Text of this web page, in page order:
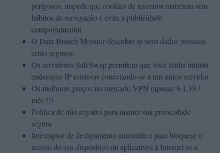
perigosos, impede que cookies de terceiros rastreiem seus
hábitos de navegação e evita a publicidade
comportamental.
O Data Breach Monitor descobre se seus dados pessoais
estão seguros.
Os servidores SafeSwap permitem que você tenha muitos
endereços IP rotativos conectando-se a um único servidor
Os melhores preços no mercado VPN (apenas $ 1,39 /
mês !!)
Política de não registro para manter sua privacidade
segura
Interruptor de desligamento automático para bloquear o
acesso do seu dispositivo ou aplicativos à Internet se a